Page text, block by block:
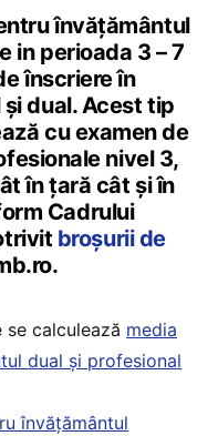
învățământul
in perioada 3 – 7
înscriere în
dual. Acest tip
cu examen de
nivel 3,
în ţară cât şi în
Cadrului
broșurii de
calculează media
dual și profesional
învăţământul